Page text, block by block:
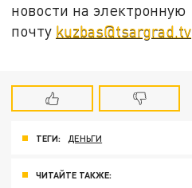
новости на электронную
почту kuzbas@tsargrad.tv
ТЕГИ: ДЕНЬГИ
ЧИТАЙТЕ ТАКЖЕ: